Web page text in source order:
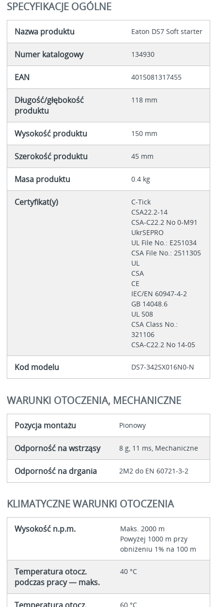
SPECYFIKACJE OGÓLNE
Nazwa produktu Eaton DS7 Soft starter
Numer katalogowy 134930
EAN 4015081317455
Długość/głębokość
produktu
118 mm
Wysokość produktu 150 mm
Szerokość produktu 45 mm
Masa produktu 0.4 kg
Certyfikat(y)
C-Tick
CSA22.2-14
CSA-C22.2 No 0-M91
UkrSEPRO
UL File No.: E251034
CSA File No.: 2511305
UL
CSA
CE
IEC/EN 60947-4-2
GB 14048.6
UL 508
CSA Class No.:
321106
CSA-C22.2 No 14-05
Kod modelu DS7-342SX016N0-N
WARUNKI OTOCZENIA, MECHANICZNE
Pozycja montażu Pionowy
Odporność na wstrząsy 8 g, 11 ms, Mechaniczne
Odporność na drgania 2M2 do EN 60721-3-2
KLIMATYCZNE WARUNKI OTOCZENIA
Wysokość n.p.m.
Maks. 2000 m
Powyżej 1000 m przy
obniżeniu 1% na 100 m
Temperatura otocz.
podczas pracy — maks.
40 °C
60 °C